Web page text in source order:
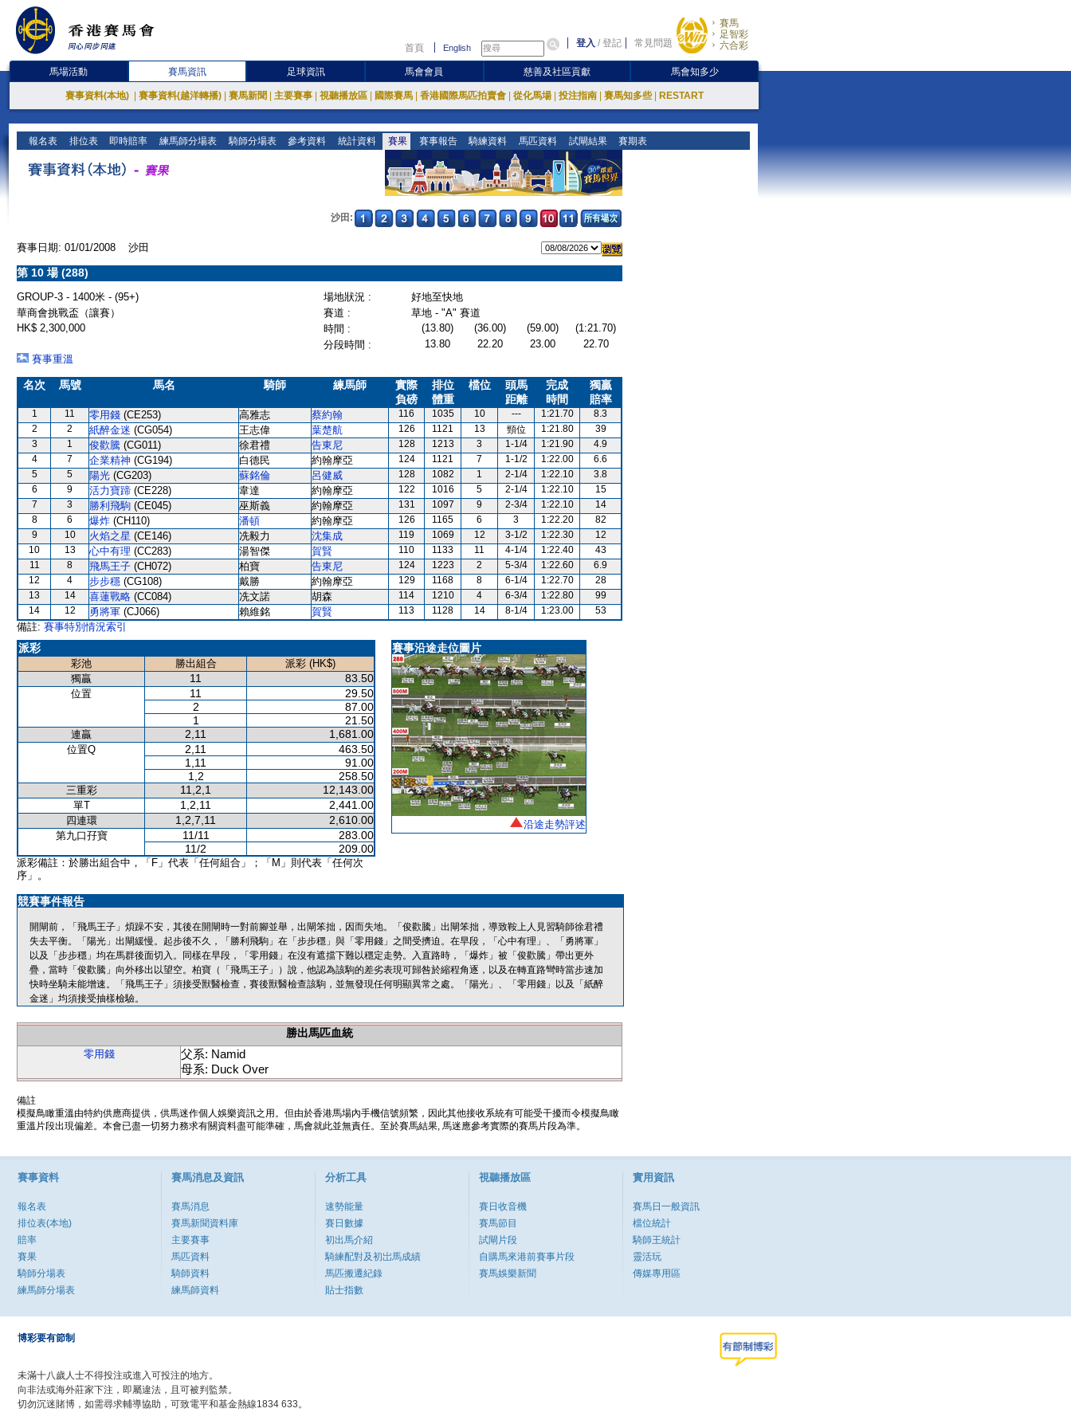
首頁 English 登入 /登記 常見問題
賽馬
足智彩
六合彩
馬場活動 賽馬資訊 足球資訊 馬會會員 慈善及社區貢獻 馬會知多少
賽事資料(本地) 賽事資料(越洋轉播) 賽馬新聞 主要賽事 視聽播放區 國際賽馬 香港國際馬匹拍賣會 從化馬場 投注指南 賽馬知多些 RESTART
報名表 排位表 即時賠率 練馬師分場表 騎師分場表 參考資料 統計資料 賽果 賽事報告 騎練資料 馬匹資料 試閘結果 賽期表
沙田:
賽事日期: 01/01/2008 沙田
第 10 場 (288)
GROUP-3 - 1400米 - (95+) 場地狀況 :
好地至快地
華商會挑戰盃（讓賽）
賽道 :
草地 - "A" 賽道
HK$ 2,300,000
時間 : (13.80) (36.00) (59.00)
(1:21.70)
分段時間 :
13.80 22.20 23.00
22.70
賽事重溫
名次 馬號 馬名 騎師 練馬師
實際
負磅
排位
體重
檔位
頭馬
距離
完成
時間
獨贏
賠率
1 11 零用錢 (CE253) 高雅志 蔡約翰 116 1035 10 --- 1:21.70
8.3
2
2 紙醉金迷 (CG054) 王志偉 葉楚航 126 1121 13 頸位 1:21.80
39
3
1 俊歡騰 (CG011) 徐君禮 告東尼 128 1213 3 1-1/4 1:21.90
4.9
4
7 企業精神 (CG194) 白德民 約翰摩亞 124 1121 7 1-1/2 1:22.00
6.6
5
5 陽光 (CG203) 蘇銘倫 呂健威 128 1082 1 2-1/4 1:22.10
3.8
6
9 活力寶蹄 (CE228) 韋達 約翰摩亞 122 1016 5 2-1/4 1:22.10
15
7
3 勝利飛駒 (CE045) 巫斯義 約翰摩亞 131 1097 9 2-3/4 1:22.10
14
8
6 爆炸 (CH110) 潘頓 約翰摩亞 126 1165 6 3 1:22.20
82
9
10 火焰之星 (CE146) 冼毅力 沈集成 119 1069 12 3-1/2 1:22.30
12
10
13 心中有理 (CC283) 湯智傑 賀賢 110 1133 11 4-1/4 1:22.40
43
11
8 飛馬王子 (CH072) 柏寶 告東尼 124 1223 2 5-3/4 1:22.60
6.9
12
4 步步穩 (CG108) 戴勝 約翰摩亞 129 1168 8 6-1/4 1:22.70
28
13
14 喜蓮戰略 (CC084) 冼文諾 胡森 114 1210 4 6-3/4 1:22.80
99
14
12 勇將軍 (CJ066) 賴維銘 賀賢 113 1128 14 8-1/4 1:23.00 53
備註: 賽事特別情況索引
派彩
彩池 勝出組合
派彩 (HK$)
獨贏
11 83.50
位置 11
29.50
2
87.00
1
21.50
連贏 2,11 1,681.00
位置Q 2,11
463.50
1,11
91.00
1,2
258.50
三重彩 11,2,1 12,143.00
單T 1,2,11 2,441.00
四連環 1,2,7,11 2,610.00
第九口孖寶 11/11
283.00
11/2
209.00
派彩備註：於勝出組合中，「F」代表「任何組合」；「M」則代表「任何次
序」。
賽事沿途走位圖片
沿途走勢評述
競賽事件報告
開閘前，「飛馬王子」煩躁不安，其後在開閘時一對前腳並舉，出閘笨拙，因而失地。「俊歡騰」出閘笨拙，導致鞍上人見習騎師徐君禮
失去平衡。「陽光」出閘緩慢。起步後不久，「勝利飛駒」在「步步穩」與「零用錢」之間受擠迫。在早段，「心中有理」、「勇將軍」
以及「步步穩」均在馬群後面切入。同樣在早段，「零用錢」在沒有遮擋下難以穩定走勢。入直路時，「爆炸」被「俊歡騰」帶出更外
疊，當時「俊歡騰」向外移出以望空。柏寶（「飛馬王子」）說，他認為該駒的差劣表現可歸咎於縮程角逐，以及在轉直路彎時當步速加
快時坐騎未能增速。「飛馬王子」須接受獸醫檢查，賽後獸醫檢查該駒，並無發現任何明顯異常之處。「陽光」、「零用錢」以及「紙醉
金迷」均須接受抽樣檢驗。
勝出馬匹血統
零用錢
父系: Namid
母系: Duck Over
備註
模擬鳥瞰重溫由特約供應商提供，供馬迷作個人娛樂資訊之用。但由於香港馬場內手機信號頻繁，因此其他接收系統有可能受干擾而令模擬鳥瞰
重溫片段出現偏差。本會已盡一切努力務求有關資料盡可能準確，馬會就此並無責任。至於賽馬結果, 馬迷應參考實際的賽馬片段為準。
賽事資料
報名表
排位表(本地)
賠率
賽果
騎師分場表
練馬師分場表
賽馬消息及資訊
賽馬消息
賽馬新聞資料庫
主要賽事
馬匹資料
騎師資料
練馬師資料
分析工具
速勢能量
賽日數據
初出馬介紹
騎練配對及初岀馬成績
馬匹搬遷紀錄
貼士指數
視聽播放區
賽日收音機
賽馬節目
試閘片段
自購馬來港前賽事片段
賽馬娛樂新聞
實用資訊
賽馬日一般資訊
檔位統計
騎師王統計
靈活玩
傳媒專用區
博彩要有節制
未滿十八歲人士不得投注或進入可投注的地方。
向非法或海外莊家下注，即屬違法，且可被判監禁。
切勿沉迷賭博，如需尋求輔導協助，可致電平和基金熱線1834 633。